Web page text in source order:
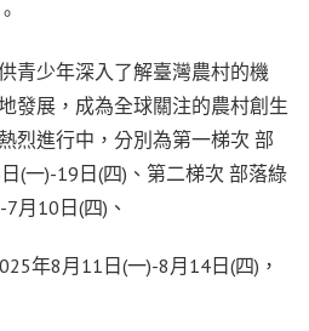
青少年深入了解臺灣農村的機
發展，成為全球關注的農村創生
烈進行中，分別為第一梯次 部
日 (一)-19 日 (四) 、第二梯次 部落綠
7月 10 日 (四) 、
年8月 11 日 (一)-8月 14 日 (四) ，